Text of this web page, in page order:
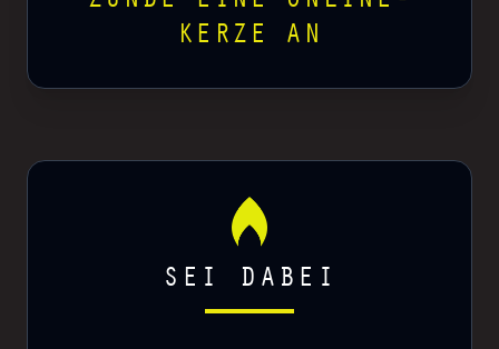
KERZE AN
SEI DABEI